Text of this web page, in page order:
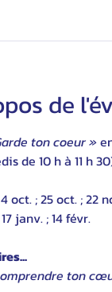
de
ton coeur »
de 10 h à 11 h
oct. ; 25 oct. ; 22
janv. ; 14 févr.
ton